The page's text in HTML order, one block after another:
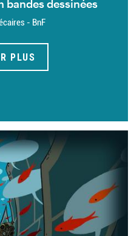
bandes dessinées
- BnF
PLUS